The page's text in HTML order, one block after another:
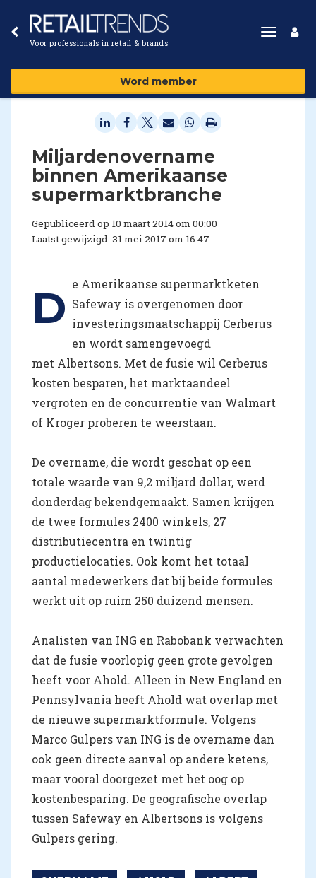
Voor professionals in retail & brands
Toggle
Word member
Miljardenovername
binnen Amerikaanse
supermarktbranche
Gepubliceerd op 10 maart 2014 om 00:00
Laatst gewijzigd: 31 mei 2017 om 16:47
D e Amerikaanse supermarktketen
Safeway is overgenomen door
investeringsmaatschappij Cerberus
en wordt samengevoegd
met Albertsons. Met de fusie wil Cerberus
kosten besparen, het marktaandeel
vergroten en de concurrentie van Walmart
of Kroger proberen te weerstaan.
De overname, die wordt geschat op een
totale waarde van 9,2 miljard dollar, werd
donderdag bekendgemaakt. Samen krijgen
de twee formules 2400 winkels, 27
distributiecentra en twintig
productielocaties. Ook komt het totaal
aantal medewerkers dat bij beide formules
werkt uit op ruim 250 duizend mensen.
Analisten van ING en Rabobank verwachten
dat de fusie voorlopig geen grote gevolgen
heeft voor Ahold. Alleen in New England en
Pennsylvania heeft Ahold wat overlap met
de nieuwe supermarktformule. Volgens
Marco Gulpers van ING is de overname dan
ook geen directe aanval op andere ketens,
maar vooral doorgezet met het oog op
kostenbesparing. De geografische overlap
tussen Safeway en Albertsons is volgens
Gulpers gering.